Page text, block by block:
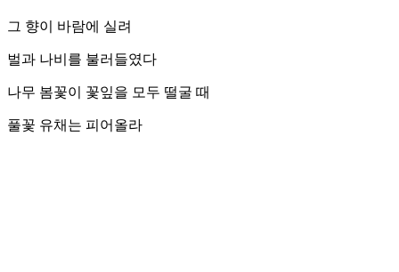
그 향이 바람에 실려
벌과 나비를 불러들였다
나무 봄꽃이 꽃잎을 모두 떨굴 때
풀꽃 유채는 피어올라